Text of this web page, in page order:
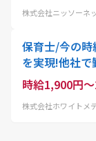
株式会社ニッソーネ
保育士/今の
を実現!他社で
副業OK/扶養
時給1,900円
株式会社ホワイトメ